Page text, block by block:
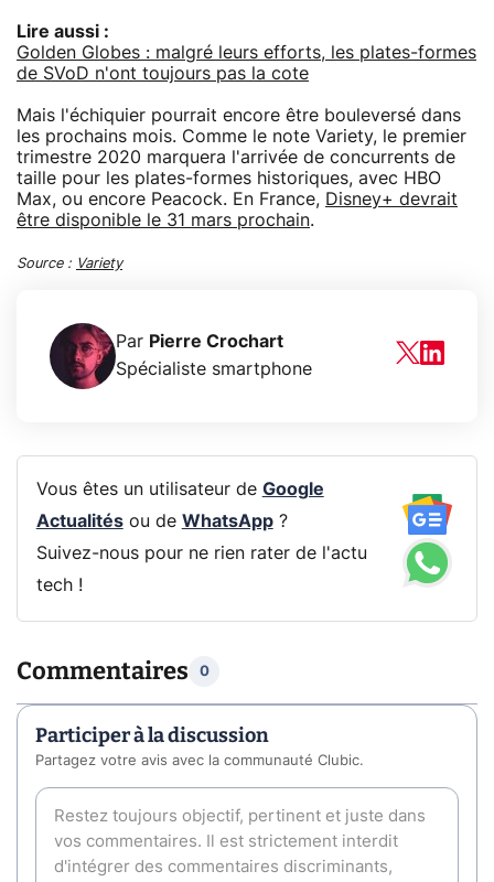
Lire aussi :
Golden Globes : malgré leurs efforts, les plates-formes
de SVoD n'ont toujours pas la cote
Mais l'échiquier pourrait encore être bouleversé dans
les prochains mois. Comme le note Variety, le premier
trimestre 2020 marquera l'arrivée de concurrents de
taille pour les plates-formes historiques, avec HBO
Max, ou encore Peacock. En France, Disney+ devrait
être disponible le 31 mars prochain.
Source : Variety
Par Pierre Crochart
Spécialiste smartphone
Vous êtes un utilisateur de Google
Actualitésou de WhatsApp?
Suivez-nous pour ne rien rater de l'actu
tech !
Commentaires 0
Participer à la discussion
Partagez votre avis avec la communauté Clubic.